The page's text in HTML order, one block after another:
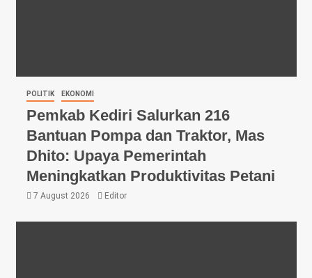
POLITIK EKONOMI
Pemkab Kediri Salurkan 216
Bantuan Pompa dan Traktor, Mas
Dhito: Upaya Pemerintah
Meningkatkan Produktivitas Petani
7 August 2026 Editor